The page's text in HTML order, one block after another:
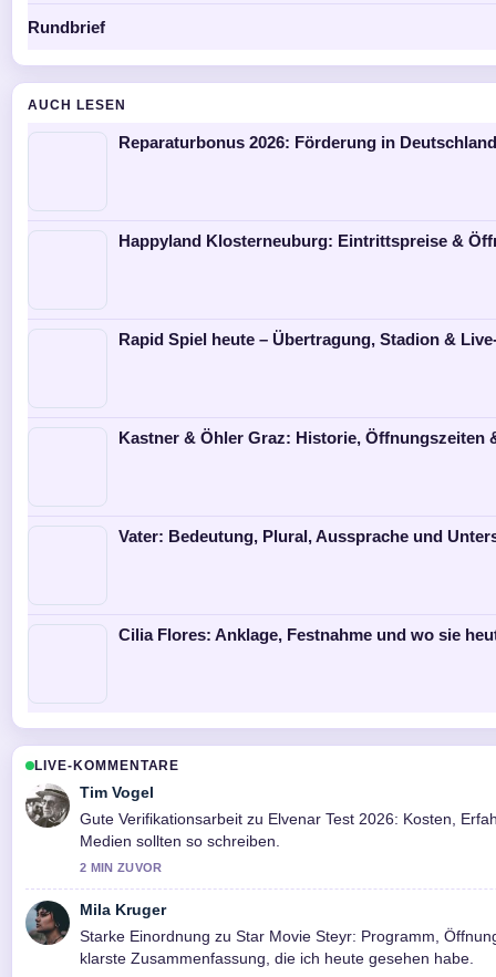
Rundbrief
AUCH LESEN
Reparaturbonus 2026: Förderung in
Happyland Klosterneuburg: Eintrittspreise &
Rapid Spiel heute – Übertragung, Stadion &
Kastner & Öhler Graz: Historie, Öffnungszeiten
Vater: Bedeutung, Plural, Aussprache und
Cilia Flores: Anklage, Festnahme und wo sie
LIVE-KOMMENTARE
Tim Vogel
Gute Verifikationsarbeit zu Elvenar Test 2026: Kosten,
Medien sollten so schreiben.
2 MIN ZUVOR
Mila Kruger
Starke Einordnung zu Star Movie Steyr: Programm,
klarste Zusammenfassung, die ich heute gesehen habe.